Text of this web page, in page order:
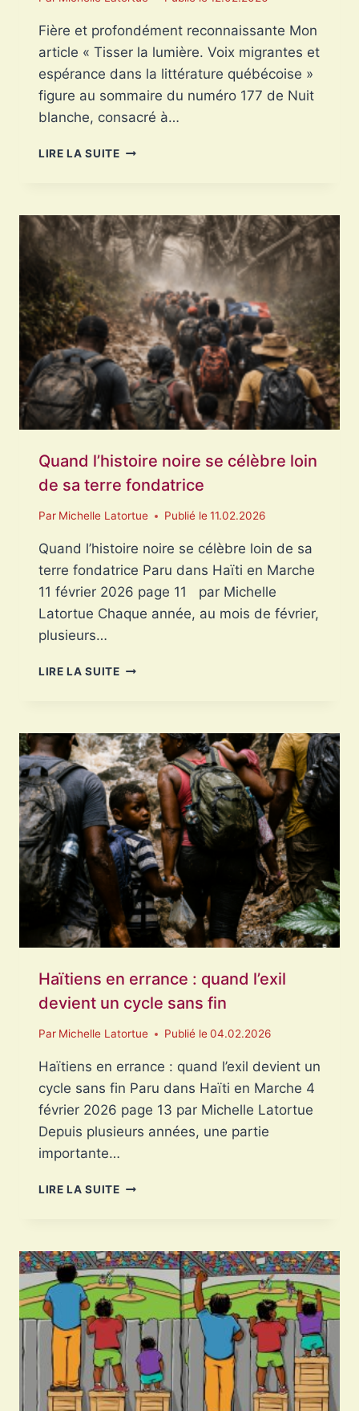
Fière et profondément reconnaissante Mon
article « Tisser la lumière. Voix migrantes et
espérance dans la littérature québécoise »
figure au sommaire du numéro 177 de Nuit
blanche, consacré à…
LIRE LA SUITEFIÈRE
Quand l’histoire noire se célèbre loin
de sa terre fondatrice
Par Michelle Latortue Publié le 11.02.2026
Quand l’histoire noire se célèbre loin de sa
terre fondatrice Paru dans Haïti en Marche
11 février 2026 page 11 par Michelle
Latortue Chaque année, au mois de février,
plusieurs…
LIRE LA SUITEQUAND
CÉLÈBRE
LOIN
DE
SA
TERRE
FONDATRICE
Haïtiens en errance : quand l’exil
devient un cycle sans fin
Par Michelle Latortue Publié le 04.02.2026
Haïtiens en errance : quand l’exil devient un
cycle sans fin Paru dans Haïti en Marche 4
février 2026 page 13 par Michelle Latortue
Depuis plusieurs années, une partie
importante…
LIRE LA SUITEHAÏTIENS
QUAND
L’EXIL
DEVIENT
UN
CYCLE
SANS
FIN